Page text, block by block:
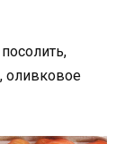
оливковое